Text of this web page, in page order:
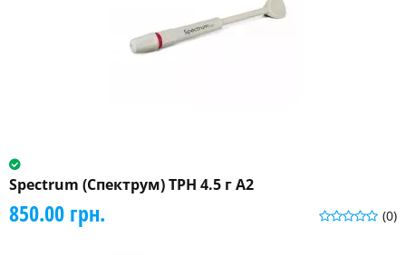
Spectrum (Спектрум) TPH 4.5 г A2
(0)
850.00 грн.